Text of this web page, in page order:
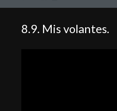
8.9. Mis volantes.